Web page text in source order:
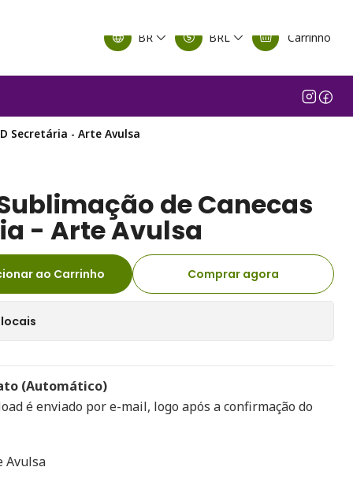
BR BRL Carrinho
Secretária - Arte Avulsa
de Canecas
- Arte Avulsa
ao Carrinho Comprar agora
(Automático)
é enviado por e-mail, logo após a confirmação do
Avulsa